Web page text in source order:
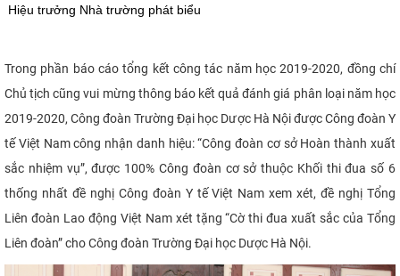
Hiệu trưởng Nhà trường phát biểu
Trong phần báo cáo tổng kết công tác năm học 2019-2020, đồng chí
Chủ tịch cũng vui mừng thông báo kết quả đánh giá phân loại năm học
2019-2020, Công đoàn Trường Đại học Dược Hà Nội được Công đoàn Y
tế Việt Nam công nhận danh hiệu: “Công đoàn cơ sở Hoàn thành xuất
sắc nhiệm vụ”, được 100% Công đoàn cơ sở thuộc Khối thi đua số 6
thống nhất đề nghị Công đoàn Y tế Việt Nam xem xét, đề nghị Tổng
Liên đoàn Lao động Việt Nam xét tặng “Cờ thi đua xuất sắc của Tổng
Liên đoàn” cho Công đoàn Trường Đại học Dược Hà Nội.